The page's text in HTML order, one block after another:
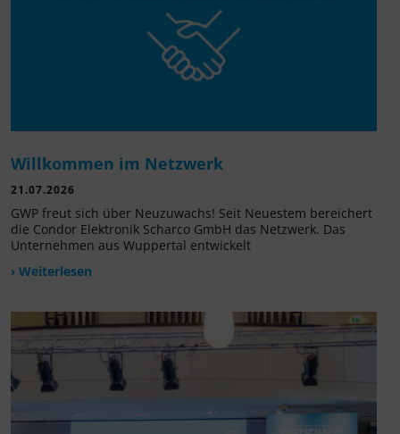
Willkommen im Netzwerk
21.07.2026
GWP freut sich über Neuzuwachs! Seit Neuestem bereichert
die Condor Elektronik Scharco GmbH das Netzwerk. Das
Unternehmen aus Wuppertal entwickelt
› Weiterlesen